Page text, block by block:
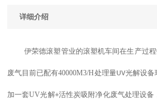
详细介绍
伊荣德滚塑管业的滚塑机车间在生产过
废气目前已配有40000M3/H处理量UV光解设备
加一套UV光解+活性炭吸附净化废气处理设备